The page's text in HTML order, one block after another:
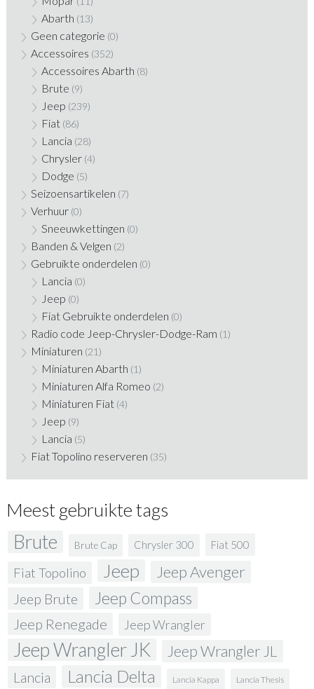
Abarth (13)
Geen categorie (0)
Accessoires (352)
Accessoires Abarth (8)
Brute (9)
Jeep (239)
Fiat (86)
Lancia (28)
Chrysler (4)
Dodge (5)
Seizoensartikelen (7)
Verhuur (0)
Sneeuwkettingen (0)
Banden & Velgen (2)
Gebruikte onderdelen (0)
Lancia (0)
Jeep (0)
Fiat Gebruikte onderdelen (0)
Radio code Jeep-Chrysler-Dodge-Ram (1)
Miniaturen (21)
Miniaturen Abarth (1)
Miniaturen Alfa Romeo (2)
Miniaturen Fiat (4)
Jeep (9)
Lancia (5)
Fiat Topolino reserveren (35)
Meest gebruikte tags
Brute Brute Cap Chrysler 300 Fiat 500
Fiat Topolino Jeep Jeep Avenger
Jeep Brute Jeep Compass
Jeep Renegade Jeep Wrangler
Jeep Wrangler JK Jeep Wrangler JL
Lancia Lancia Delta Lancia Kappa Lancia Thesis